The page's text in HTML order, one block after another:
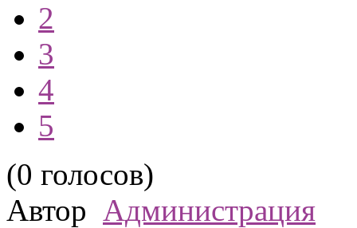
2
3
4
5
(0 голосов)
Автор Администрация